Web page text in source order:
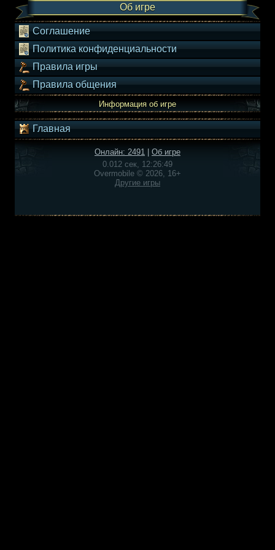
Об игре
Соглашение
Политика конфиденциальности
Правила игры
Правила общения
Информация об игре
Главная
Онлайн: 2491
Об игре
0.012 сек, 12:26:49
Overmobile © 2026, 16+
Другие игры